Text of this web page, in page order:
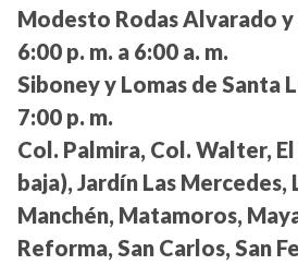
Modesto Rodas Alvarado
6:00 p. m. a 6:00 a. m.
Siboney y Lomas de Santa
7:00 p. m.
Col. Palmira, Col. Walter,
baja), Jardín Las Mercedes,
Manchén, Matamoros,
Reforma, San Carlos, San